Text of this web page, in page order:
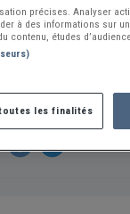
Visites, exposition
de Crisenoy 77
précises. Analyser
à des informations sur
contenu, études
les finalités